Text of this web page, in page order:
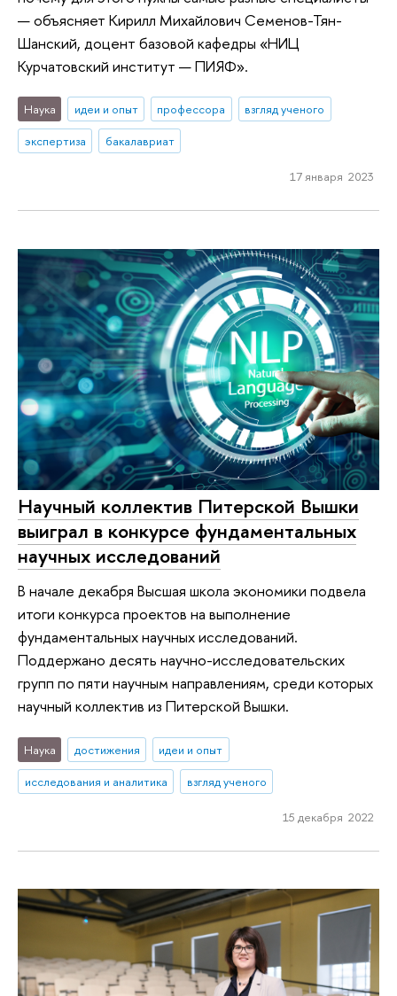
— объясняет Кирилл Михайлович Семенов-Тян-
Шанский, доцент базовой кафедры «НИЦ
Курчатовский институт — ПИЯФ».
Наука идеи и опыт профессора
взгляд ученого
экспертиза
бакалавриат
17 января 2023
Научный коллектив Питерской Вышки
выиграл в конкурсе фундаментальных
научных исследований
В начале декабря Высшая школа экономики подвела
итоги конкурса проектов на выполнение
фундаментальных научных исследований.
Поддержано десять научно-исследовательских
групп по пяти научным направлениям, среди которых
научный коллектив из Питерской Вышки.
Наука достижения
идеи и опыт
исследования и аналитика
взгляд ученого
15 декабря 2022